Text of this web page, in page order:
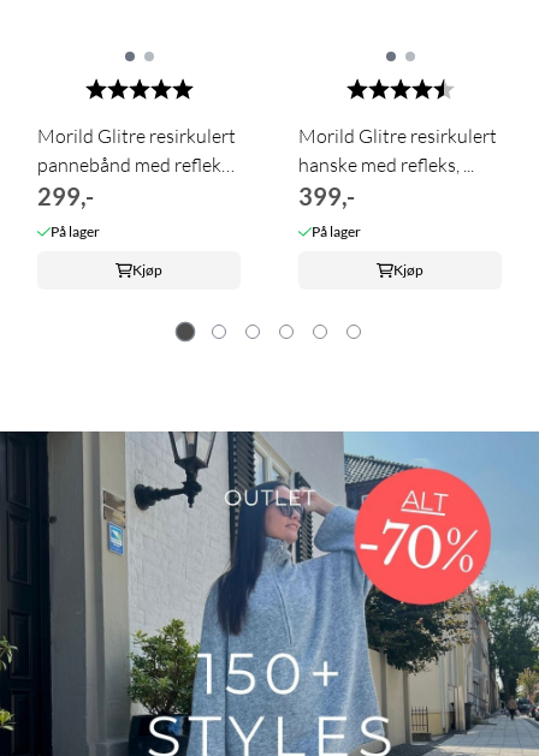
Karakter: 5.0 av 5 mulige
Morild Glitre resirkulert
pannebånd med refleks,
...
299,-
På lager
Kjøp
Karakter: 4.3 av 5
Morild Glitre resirkulert
hanske med refleks, ...
399,-
På lager
Kjøp